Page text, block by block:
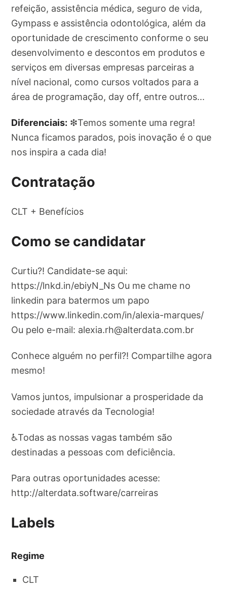
refeição, assistência médica, seguro de vida,
Gympass e assistência odontológica, além da
oportunidade de crescimento conforme o seu
desenvolvimento e descontos em produtos e
serviços em diversas empresas parceiras a
nível nacional, como cursos voltados para a
área de programação, day off, entre outros...
Diferenciais: ❇Temos somente uma regra!
Nunca ficamos parados, pois inovação é o que
nos inspira a cada dia!
Contratação
CLT + Benefícios
Como se candidatar
Curtiu?! Candidate-se aqui:
https://lnkd.in/ebiyN_Ns Ou me chame no
linkedin para batermos um papo
https://www.linkedin.com/in/alexia-marques/
Ou pelo e-mail: alexia.rh@alterdata.com.br
Conhece alguém no perfil?! Compartilhe agora
mesmo!
Vamos juntos, impulsionar a prosperidade da
sociedade através da Tecnologia!
♿Todas as nossas vagas também são
destinadas a pessoas com deficiência.
Para outras oportunidades acesse:
http://alterdata.software/carreiras
Labels
Regime
CLT